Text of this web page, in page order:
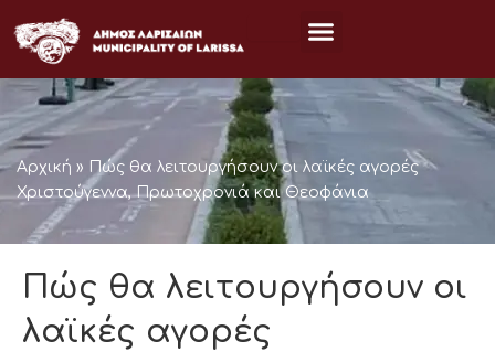
στο
περιεχόμενο
Αρχική »
Πώς θα λειτουργήσουν οι λαϊκές αγορές
Χριστούγεννα, Πρωτοχρονιά και Θεοφάνια
Πώς θα λειτουργήσουν οι
λαϊκές αγορές